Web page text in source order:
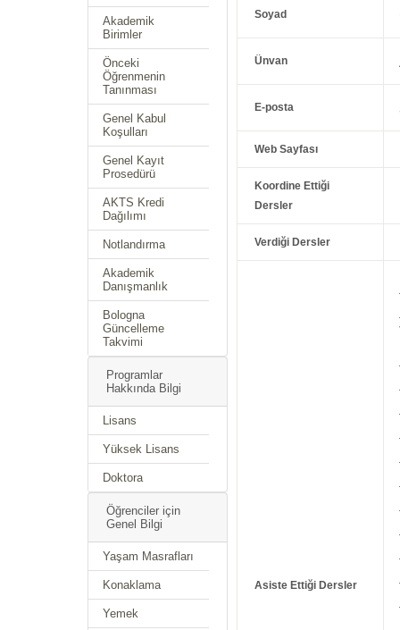
Akademik
Birimler
Önceki
Öğrenmenin
Tanınması
Genel Kabul
Koşulları
Genel Kayıt
Prosedürü
AKTS Kredi
Dağılımı
Notlandırma
Akademik
Danışmanlık
Bologna
Güncelleme
Takvimi
Programlar
Hakkında Bilgi
Lisans
Yüksek Lisans
Doktora
Öğrenciler için
Genel Bilgi
Yaşam Masrafları
Konaklama
Yemek
Soyad
Ünvan
E-posta
Web Sayfası
Koordine Ettiği
Dersler
Verdiği Dersler
Asiste Ettiği Dersler